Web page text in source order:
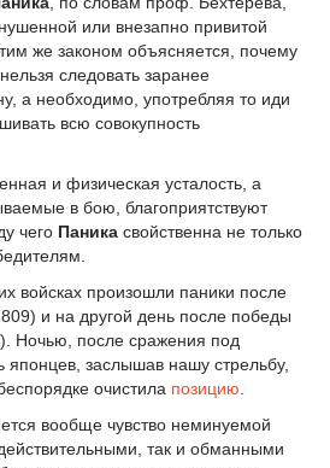
или внезапно привитой
же законом объясняется, почему
нельзя следовать заранее
а необходимо, употребляя то иди
всю совокупность
и физическая усталость, а
в бою, благоприятствуют
чего Паника свойственна не только
войсках произошли паники после
и на другой день после победы
Ночью, после сражения под
японцев, заслышав нашу стрельбу,
очистила позицию
вообще чувство неминуемой
так и обманными